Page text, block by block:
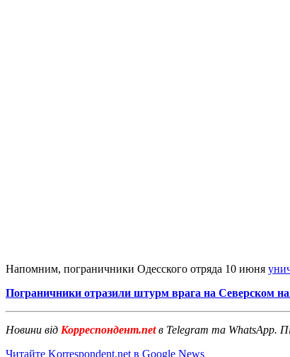
Напомним, пограничники Одесского отряда 10 июня
Пограничники отразили штурм врага на Северском
Новини від Корреспондент.netв Telegram та WhatsApp.
Читайте Korrespondent.net в Google News